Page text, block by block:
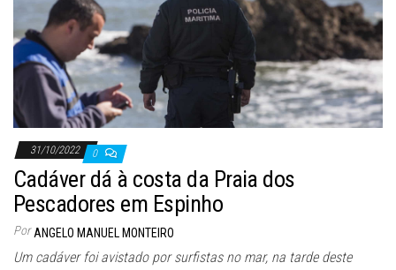
31/10/2022 0
Cadáver dá à costa da Praia dos
Pescadores em Espinho
Por ANGELO MANUEL MONTEIRO
Um cadáver foi avistado por surfistas no mar, na tarde deste